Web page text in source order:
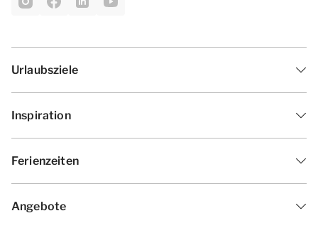
Urlaubsziele
Inspiration
Ferienzeiten
Angebote